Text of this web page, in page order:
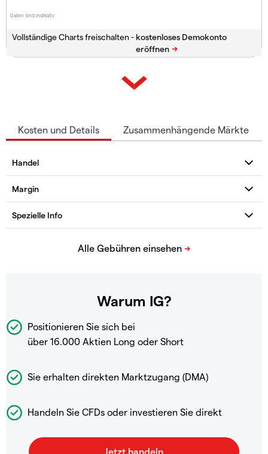
Daten sind indikativ
Vollständige Charts freischalten -
Kosten und Details Zusammenhängende Märkte
Warum IG?
Positionieren Sie sich bei
über 16.000 Aktien Long oder Short
Sie erhalten direkten Marktzugang (DMA)
Handeln Sie CFDs oder investieren Sie direkt